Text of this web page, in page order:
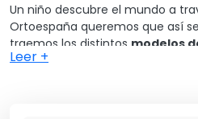
Un niño descubre el mundo a
Ortoespaña queremos que así
traemos los distintos modelos
infantiles PCI que crecen junto
Leer +